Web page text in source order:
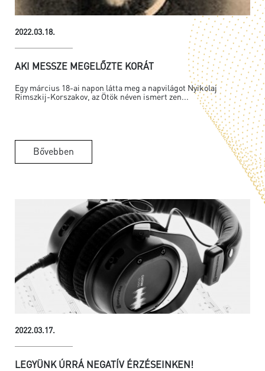
2022.03.18.
AKI MESSZE MEGELŐZTE KORÁT
Egy március 18-ai napon látta meg a napvilágot Nyikolaj
Rimszkij-Korszakov, az Ötök néven ismert zen...
Bővebben
2022.03.17.
LEGYÜNK ÚRRÁ NEGATÍV ÉRZÉSEINKEN!